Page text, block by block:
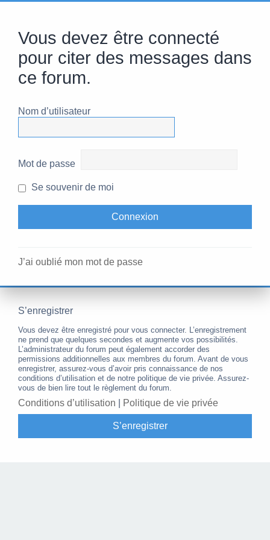
Vous devez être connecté
pour citer des messages dans
ce forum.
Nom d’utilisateur
Mot de passe
Se souvenir de moi
J’ai oublié mon mot de passe
S’enregistrer
Vous devez être enregistré pour vous connecter. L’enregistrement
ne prend que quelques secondes et augmente vos possibilités.
L’administrateur du forum peut également accorder des
permissions additionnelles aux membres du forum. Avant de vous
enregistrer, assurez-vous d’avoir pris connaissance de nos
conditions d’utilisation et de notre politique de vie privée. Assurez-
vous de bien lire tout le règlement du forum.
Conditions d’utilisation Politique de vie privée
S’enregistrer